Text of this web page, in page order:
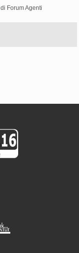
di Forum Agenti